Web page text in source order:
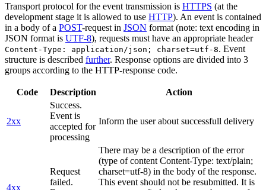
Transport protocol for the event transmission is HTTPS (at the
development stage it is allowed to use HTTP). An event is contained
in a body of a POST-request in JSON format (note: text encoding in
JSON format is UTF-8), requests must have an appropriate header
Content-Type: application/json; charset=utf-8. Event
structure is described further. Response options are divided into 3
groups according to the HTTP-response code.
Code Description Action
2xx
Success.
Event is
accepted for
processing
Inform the user about successfull delivery
4xx
Request
failed.
There may be a description of the error
(type of content Content-Type: text/plain;
charset=utf-8) in the body of the response.
This event should not be resubmitted. It is